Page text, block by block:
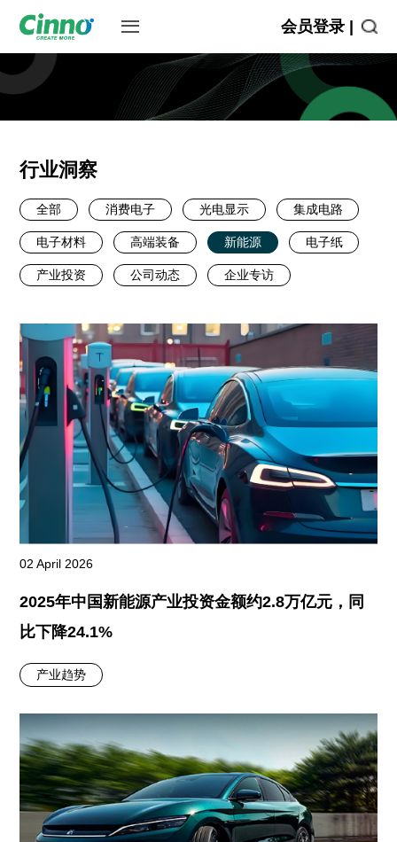
会员登录 |
行业洞察
全部 消费电子 光电显示 集成电路
电子材料 高端装备 新能源 电子纸
产业投资 公司动态 企业专访
02 April 2026
2025年中国新能源产业投资金额约2.8万亿元，同
比下降24.1%
产业趋势